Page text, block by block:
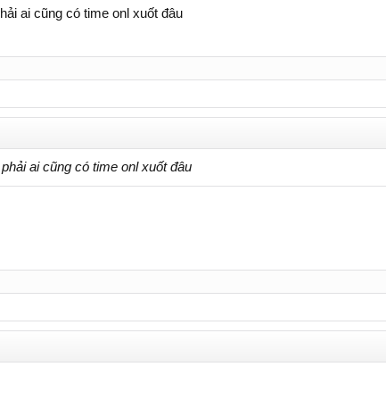
ai cũng có time onl xuốt đâu
ai cũng có time onl xuốt đâu